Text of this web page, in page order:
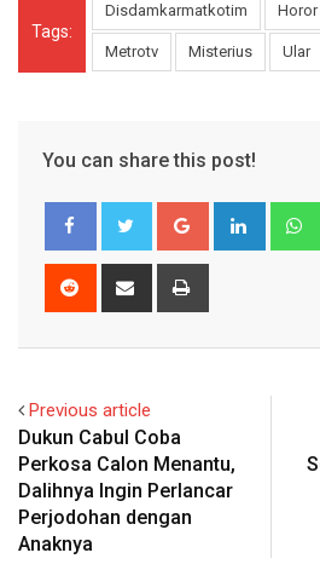
Tags:
Disdamkarmatkotim Horor
Metrotv Misterius Ular
You can share this post!
Google+ LinkedIn
Reddit
Share
Previous article
Dukun Cabul Coba
Perkosa Calon Menantu,
Dalihnya Ingin Perlancar
Perjodohan dengan
Anaknya